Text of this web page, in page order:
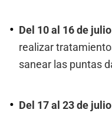
Del 10 al 16 de
realizar
sanear las puntas
Del 17 al 23 de